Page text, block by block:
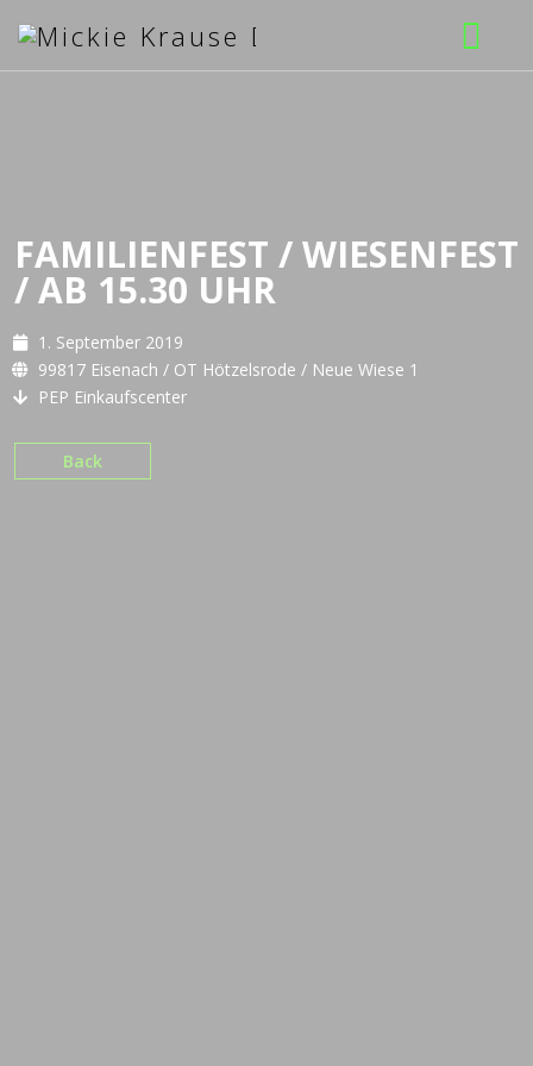
Download
FAMILIENFEST / WIESENFEST
/ AB 15.30 UHR
1. September 2019
99817 Eisenach / OT Hötzelsrode / Neue Wiese 1
PEP Einkaufscenter
Back